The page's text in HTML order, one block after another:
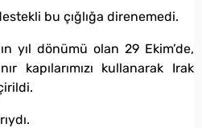
bu çığlığa direnemedi.
yıl dönümü olan 29 Ekim’de,
kapılarımızı kullanarak Irak